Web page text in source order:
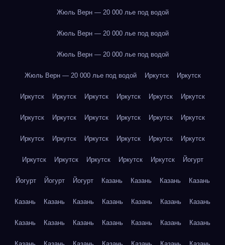
Жюль Верн — 20 000 лье под водой
Жюль Верн — 20 000 лье под водой
Жюль Верн — 20 000 лье под водой
Жюль Верн — 20 000 лье под водой Иркутск Иркутск
Иркутск Иркутск Иркутск Иркутск Иркутск Иркутск
Иркутск Иркутск Иркутск Иркутск Иркутск Иркутск
Иркутск Иркутск Иркутск Иркутск Иркутск Иркутск
Иркутск Иркутск Иркутск Иркутск Иркутск Йогурт
Йогурт Йогурт Йогурт Казань Казань Казань Казань
Казань Казань Казань Казань Казань Казань Казань
Казань Казань Казань Казань Казань Казань Казань